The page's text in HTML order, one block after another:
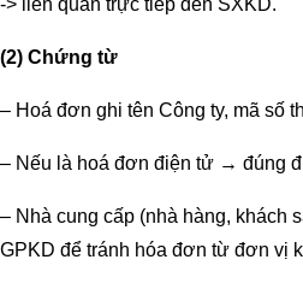
-> liên quan trực tiếp đến SXKD.
(2) Chứng từ
– Hoá đơn ghi tên Công ty, mã số
– Nếu là hoá đơn điện tử → đúng
– Nhà cung cấp (nhà hàng, khách
GPKD để tránh hóa đơn từ đơn vị